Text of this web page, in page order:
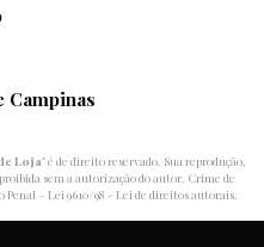
Campinas
Loja" é de direito reservado. Sua reprodução,
sem a autorização do autor. Crime de
Penal – Lei 9610/98 - Lei de direitos autorais.